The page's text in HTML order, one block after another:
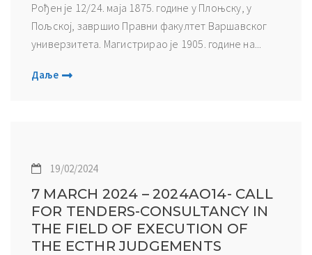
Рођен је 12/24. маја 1875. године у Плоњску, у
Пољској, завршио Правни факултет Варшавског
универзитета. Магистрирао је 1905. године на...
Даље
19/02/2024
7 MARCH 2024 – 2024AO14- CALL
FOR TENDERS-CONSULTANCY IN
THE FIELD OF EXECUTION OF
THE ECTHR JUDGEMENTS